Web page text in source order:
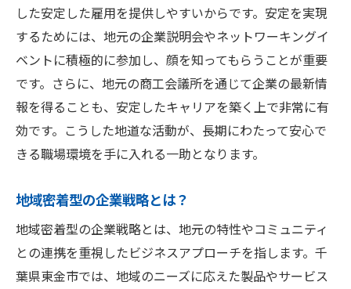
地域資源を最大限に活用する方法
東金市での職業成功に不可欠な条件
地域特有のスキルや知識の習得
地域密着型ビジネスの成功事例
東金市で安定を求める就職活動地域経済と共に
歩む道
地域の経済動向がもたらす職業機会
地元での就職活動を成功させるためのステ
ップ
地域経済に貢献する企業を選ぶポイント
した安定した雇用を提供しやすいからです。安定を実現
するためには、地元の企業説明会やネットワーキングイ
ベントに積極的に参加し、顔を知ってもらうことが重要
です。さらに、地元の商工会議所を通じて企業の最新情
報を得ることも、安定したキャリアを築く上で非常に有
効です。こうした地道な活動が、長期にわたって安心で
きる職場環境を手に入れる一助となります。
地域密着型の企業戦略とは？
地域密着型の企業戦略とは、地元の特性やコミュニティ
との連携を重視したビジネスアプローチを指します。千
葉県東金市では、地域のニーズに応えた製品やサービス